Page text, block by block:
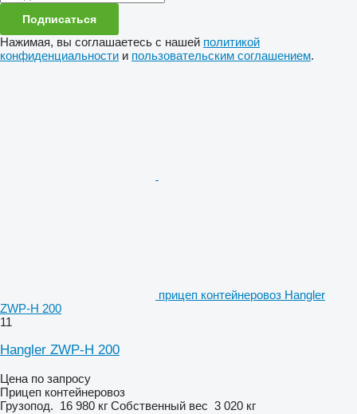
Подписаться
Нажимая, вы соглашаетесь с нашей политикой
конфиденциальности и пользовательским соглашением.
прицеп контейнеровоз Hangler
ZWP-H 200
11
Hangler ZWP-H 200
Цена по запросу
Прицеп контейнеровоз
Грузопод. 16 980 кг Собственный вес 3 020 кг